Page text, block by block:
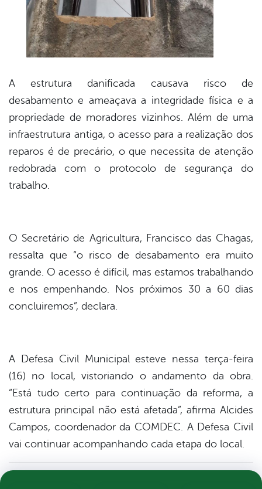
A estrutura danificada causava risco de
desabamento e ameaçava a integridade física e a
propriedade de moradores vizinhos. Além de uma
infraestrutura antiga, o acesso para a realização dos
reparos é de precário, o que necessita de atenção
redobrada com o protocolo de segurança do
trabalho.
O Secretário de Agricultura, Francisco das Chagas,
ressalta que “o risco de desabamento era muito
grande. O acesso é difícil, mas estamos trabalhando
e nos empenhando. Nos próximos 30 a 60 dias
concluiremos”, declara.
A Defesa Civil Municipal esteve nessa terça-feira
(16) no local, vistoriando o andamento da obra.
“Está tudo certo para continuação da reforma, a
estrutura principal não está afetada”, afirma Alcides
Campos, coordenador da COMDEC. A Defesa Civil
vai continuar acompanhando cada etapa do local.